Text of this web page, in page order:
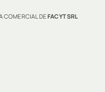
COMERCIAL DEFACYT SRL